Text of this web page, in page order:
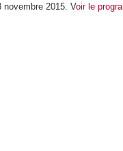
novembre 2015. Voir le